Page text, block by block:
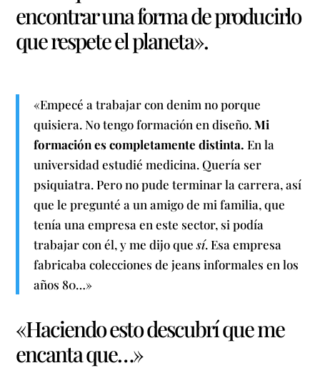
encontrar una forma de producirlo
que respete el planeta».
«Empecé a trabajar con denim no porque
quisiera. No tengo formación en diseño.Mi
formación es completamente distinta. En la
universidad estudié medicina. Quería ser
psiquiatra. Pero no pude terminar la carrera, así
que le pregunté a un amigo de mi familia, que
tenía una empresa en este sector, si podía
trabajar con él, y me dijo quesí. Esa empresa
fabricaba colecciones de jeans informales en los
años 80…»
«Haciendo esto descubrí que me
encanta que…»